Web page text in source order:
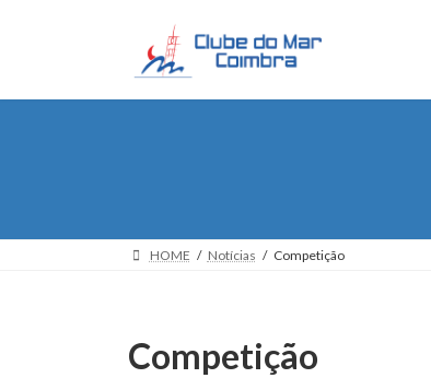
HOME Notícias Competição
Competição